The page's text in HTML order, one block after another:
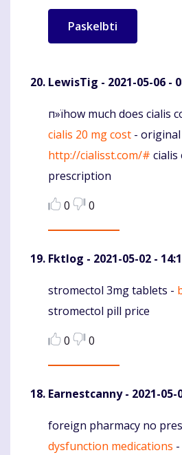
LewisTig - 2021-05-06 -
Komentaras
п»їhow much does cialis
cialis 20 mg cost -
http://cialisst.com/#
prescription
0
0
Fktlog - 2021-05-02 -
Komentaras
stromectol 3mg tablets -
stromectol pill price
0
0
Earnestcanny- 2021-05-
Komentaras
foreign pharmacy no
dysfunction medications